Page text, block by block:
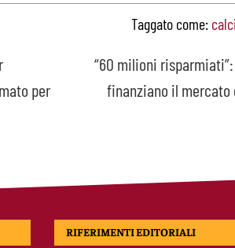
Taggato come:
per
“60 milioni
finanziano il mercato
RIFERIMENTI EDITORIALI